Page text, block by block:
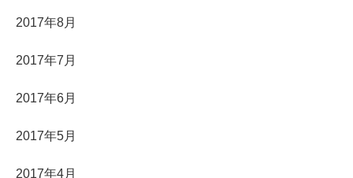
2017年8月
2017年7月
2017年6月
2017年5月
2017年4月